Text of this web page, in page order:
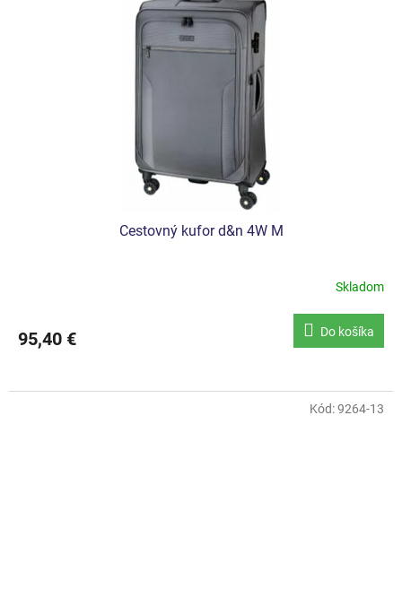
Cestovný kufor d&n 4W M
Skladom
95,40 € Do košíka
Kód:9264-13